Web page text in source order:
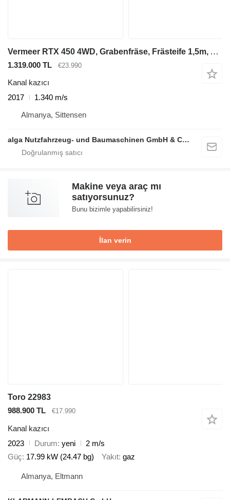
Vermeer RTX 450 4WD, Grabenfräse, Frästeife 1,5m, Allrad
1.319.000 TL €23.990
Kanal kazıcı
2017
1.340 m/s
Almanya, Sittensen
alga Nutzfahrzeug- und Baumaschinen GmbH & Co. KG
Makine veya araç mı
satıyorsunuz?
Bunu bizimle yapabilirsiniz!
İlan verin
Toro 22983
988.900 TL
€17.990
Kanal kazıcı
2023
Durum yeni
2 m/s
Güç 17.99 kW (24.47 bg) Yakıt gaz
Almanya, Eltmann